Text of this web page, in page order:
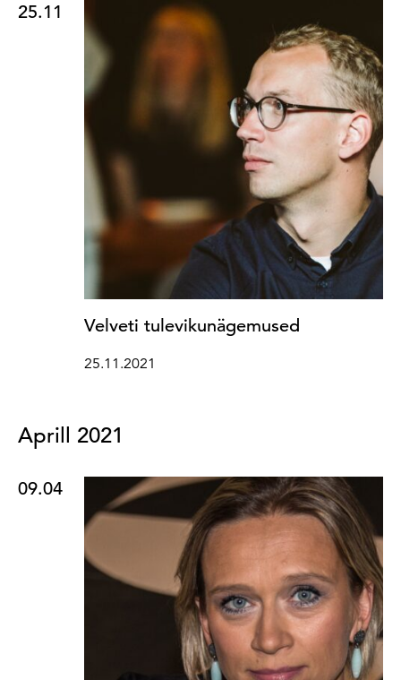
25.11
Velveti tulevikunägemused
25.11.2021
Aprill 2021
09.04